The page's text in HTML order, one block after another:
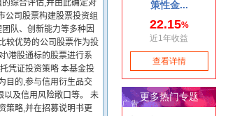
综合评估,并由此确定对
公司股票构建股票投资组
队、创新能力等多种因
较优势的公司股票作为投
\港股通标的股票进行系
凭证投资策略 本基金投
目的,参与信用衍生品交
以及信用风险敞口等。 未
策略,并在招募说明书更